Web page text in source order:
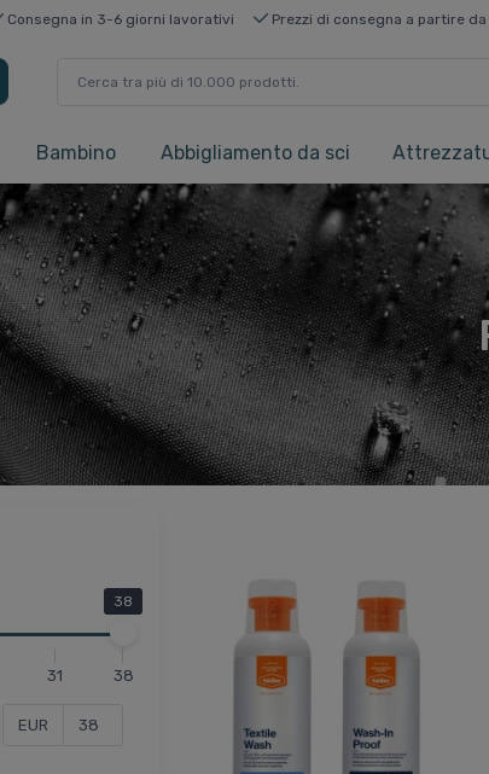
Consegna in 3-6 giorni lavorativi Prezzi di consegna a partire da
Bambino Abbigliamento da sci
38
31 38
EUR